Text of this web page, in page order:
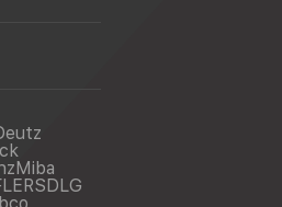
Miba
SDLG